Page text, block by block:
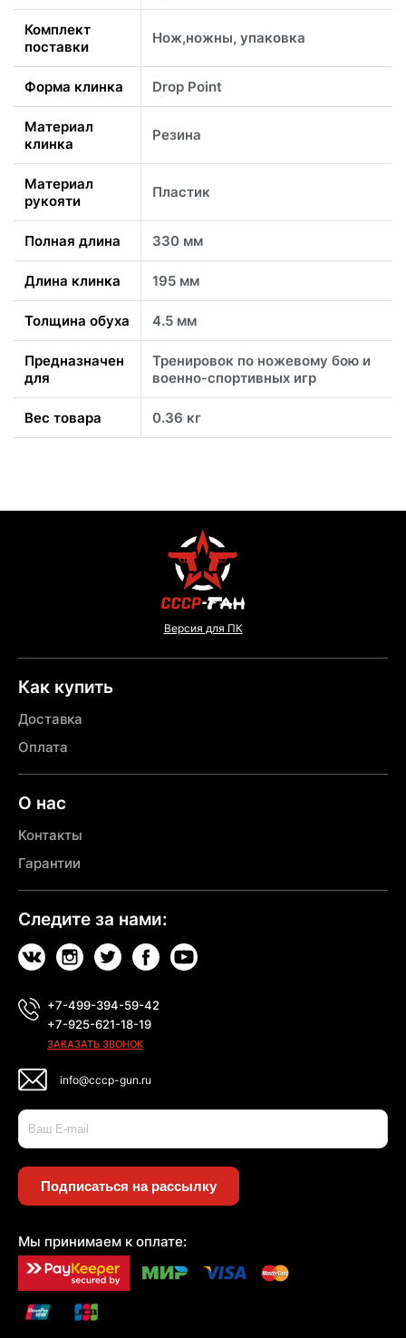
Комплект
поставки
Нож,ножны, упаковка
Форма клинка Drop Point
Материал
клинка
Резина
Материал
рукояти
Пластик
Полная длина 330 мм
Длина клинка 195 мм
Толщина обуха 4.5 мм
Предназначен
для
Тренировок по ножевому бою и
военно-спортивных игр
Вес товара 0.36 кг
Версия для ПК
Как купить
Доставка
Оплата
О нас
Контакты
Гарантии
Следите за нами:
+7-499-394-59-42
+7-925-621-18-19
ЗАКАЗАТЬ ЗВОНОК
info@cccp-gun.ru
Подписаться на рассылку
Мы принимаем к оплате: